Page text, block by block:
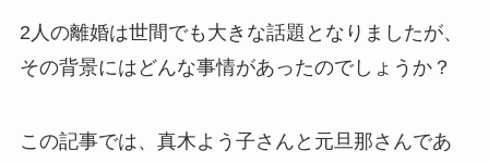
2人の離婚は世間でも大きな話題となりましたが、
その背景にはどんな事情があったのでしょうか？
この記事では、真木よう子さんと元旦那さんであ